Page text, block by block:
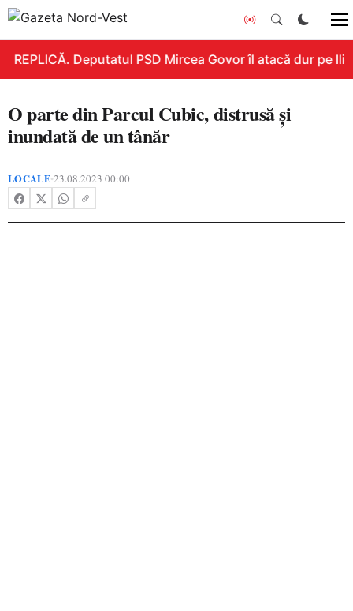
REPLICĂ. Deputatul PSD Mircea Govor îl atacă dur pe
O parte din Parcul Cubic, distrusă și
inundată de un tânăr
LOCALE•23.08.2023 00:00